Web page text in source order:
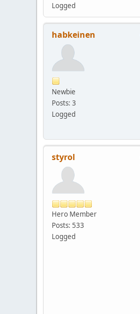
Logged
habkeinen
Newbie
Posts: 3
Logged
styrol
Hero Member
Posts: 533
Logged